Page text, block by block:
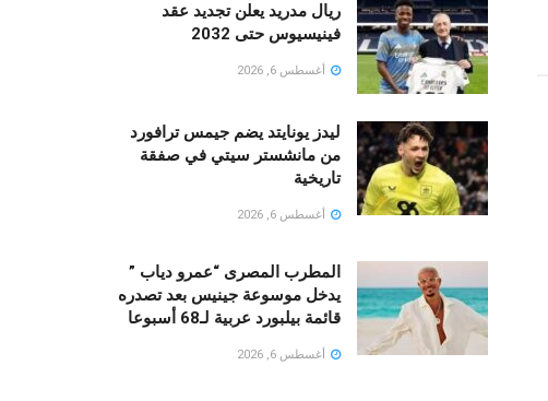
ريال مدريد يعلن تجديد عقد
فينيسيوس حتى 2032
أغسطس 6, 2026
ليدز يونايتد يضم جيمس ترافورد
من مانشستر سيتي في صفقة
تاريخية
أغسطس 6, 2026
المطرب المصرى “عمرو دياب ”
يدخل موسوعة جينيس بعد تصدره
قائمة بيلبورد عربية لـ68 أسبوعا
أغسطس 6, 2026